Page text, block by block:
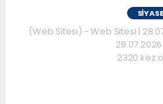
(Web Sitesi) - Web Sitesi |
2320 kez